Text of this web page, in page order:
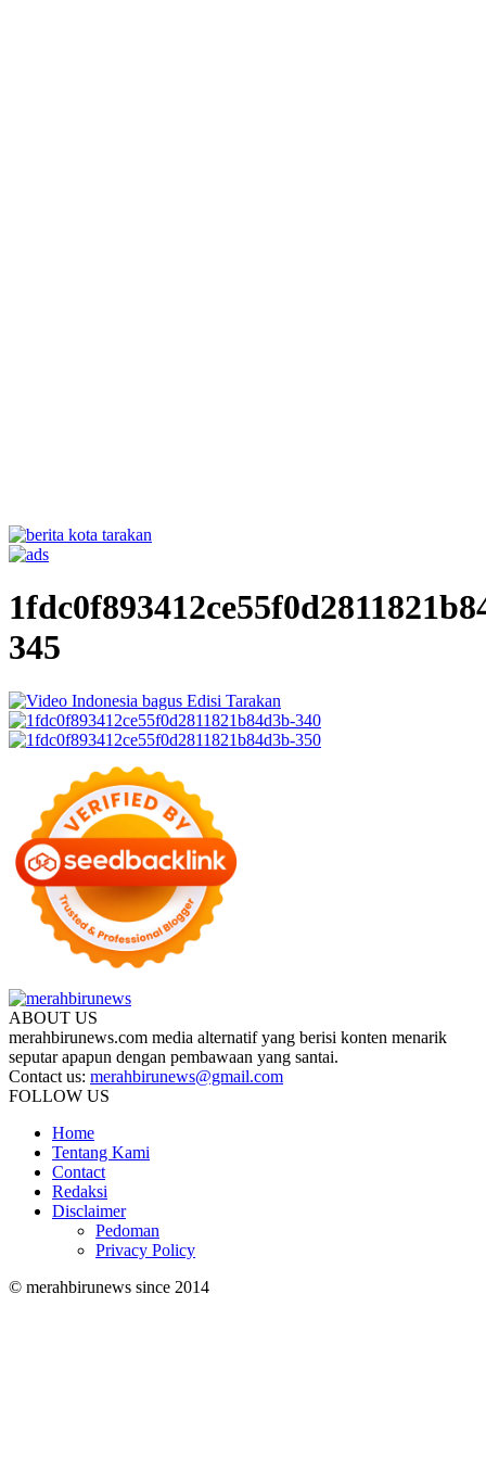
345
ABOUT US
merahbirunews.com media alternatif yang berisi konten menarik
seputar apapun dengan pembawaan yang santai.
Contact us: merahbirunews@gmail.com
FOLLOW US
Home
Tentang Kami
Contact
Redaksi
Disclaimer
Pedoman
Privacy Policy
© merahbirunews since 2014